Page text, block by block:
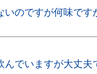
のですが何味です
でいますが大丈夫